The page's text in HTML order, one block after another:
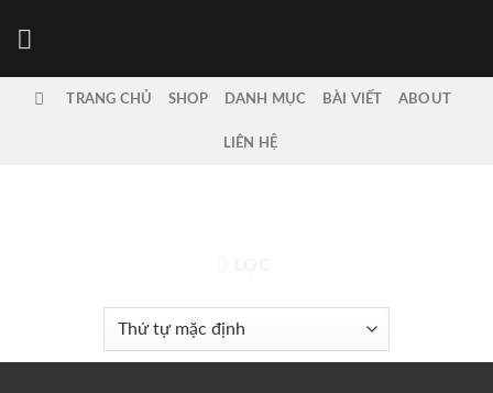
dung
TRANG CHỦ SHOP DANH MỤC BÀI VIẾT ABOUT
LIÊN HỆ